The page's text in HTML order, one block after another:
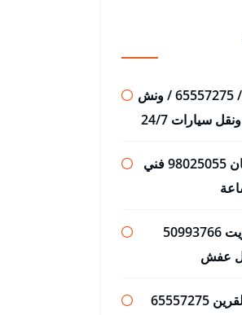
ونش ابو حليفة رقم / 65557275 / ونش
سيارات 24/7
رقم فني تكييف كيفان 98025055 فني
شركة نقل اثاث الكويت 50993766
عفش
ونش سطحة كرين القرين 65557275